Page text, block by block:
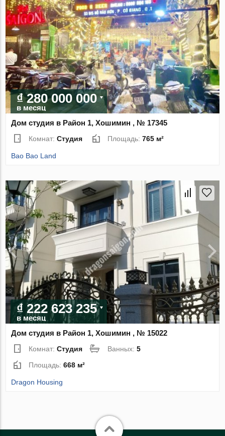
₫ 280 000 000
в месяц
Дом студия в Район 1, Хошимин , № 17345
Комнат:Студия Площадь:765 м²
Bao Bao Land
₫ 222 623 235
в месяц
Дом студия в Район 1, Хошимин , № 15022
Комнат:Студия Ванных:5
Площадь:668 м²
Dragon Housing